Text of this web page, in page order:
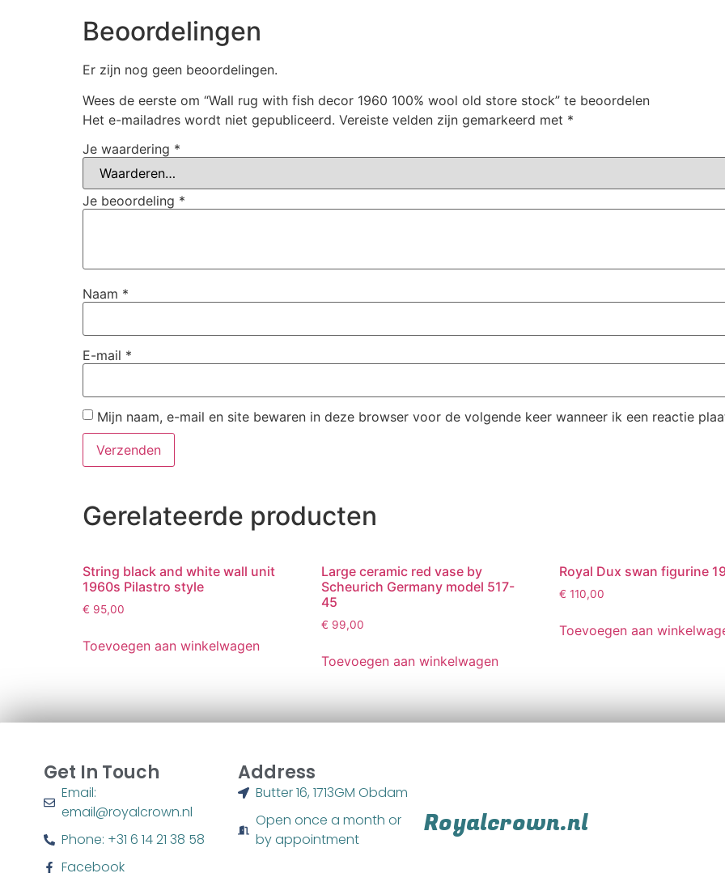
Beoordelingen
Er zijn nog geen beoordelingen.
Wees de eerste om “Wall rug with fish decor 1960 100% wool old store stock” te beoordelen
Het e-mailadres wordt niet gepubliceerd. Vereiste velden zijn gemarkeerd met *
Je waardering *
Je beoordeling *
Naam *
E-mail *
Mijn naam, e-mail en site bewaren in deze browser voor de volgende keer wanneer ik een reactie
Gerelateerde producten
String black and white wall unit
1960s Pilastro style
€ 95,00
Toevoegen aan winkelwagen
Large ceramic red vase by
Scheurich Germany model 517-
45
€ 99,00
Toevoegen aan winkelwagen
Royal Dux swan figurine
€ 110,00
Toevoegen aan
Get In Touch
Email:
email@royalcrown.nl
Phone: ‭+31 6 14 21 38 58‬
Facebook
Address
Butter 16, 1713GM Obdam
Open once a month or
by appointment
Royalcrown.nl